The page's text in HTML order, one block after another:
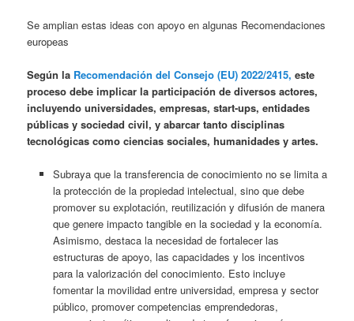
Se amplian estas ideas con apoyo en algunas Recomendaciones
europeas
Según la Recomendación del Consejo (EU) 2022/2415, este
proceso debe implicar la participación de diversos actores,
incluyendo universidades, empresas, start-ups, entidades
públicas y sociedad civil, y abarcar tanto disciplinas
tecnológicas como ciencias sociales, humanidades y artes.
Subraya que la transferencia de conocimiento no se limita a
la protección de la propiedad intelectual, sino que debe
promover su explotación, reutilización y difusión de manera
que genere impacto tangible en la sociedad y la economía.
Asimismo, destaca la necesidad de fortalecer las
estructuras de apoyo, las capacidades y los incentivos
para la valorización del conocimiento. Esto incluye
fomentar la movilidad entre universidad, empresa y sector
público, promover competencias emprendedoras,